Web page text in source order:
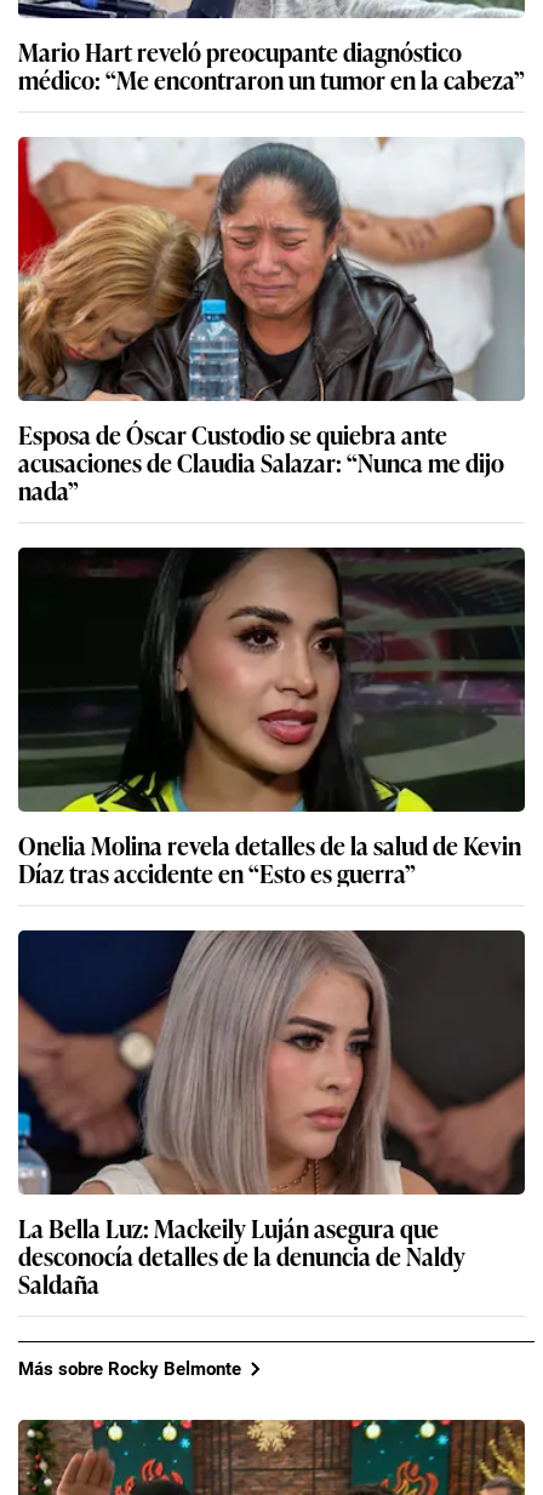
Mario Hart reveló preocupante diagnóstico
médico: “Me encontraron un tumor en la cabeza”
Esposa de Óscar Custodio se quiebra ante
acusaciones de Claudia Salazar: “Nunca me dijo
nada”
Onelia Molina revela detalles de la salud de Kevin
Díaz tras accidente en “Esto es guerra”
La Bella Luz: Mackeily Luján asegura que
desconocía detalles de la denuncia de Naldy
Saldaña
Más sobre Rocky Belmonte